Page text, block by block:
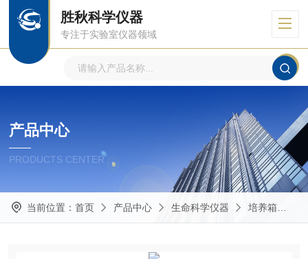
胜秋科学仪器
专注于实验室仪器领域
产品中心
PRODUCTS CENTER
当前位置： 首页 产品中心 生命科学仪器 培养箱